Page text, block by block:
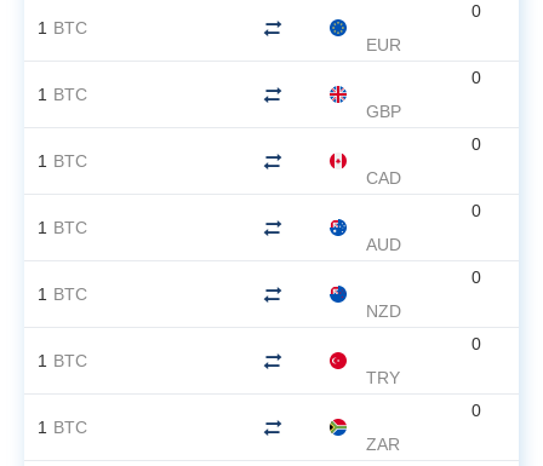
1 BTC
0
EUR
1 BTC
0
GBP
1 BTC
0
CAD
1 BTC
0
AUD
1 BTC
0
NZD
1 BTC
0
TRY
1 BTC
0
ZAR